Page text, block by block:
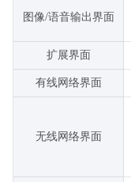
图像/语音输出界面
扩展界面
有线网络界面
无线网络界面